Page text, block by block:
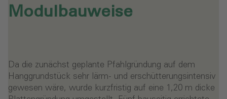
Modulbauweise
Da die zunächst geplante Pfahlgründung auf dem
Hanggrundstück sehr lärm- und erschütterungsintensiv
gewesen wäre, wurde kurzfristig auf eine 1,20 m dicke